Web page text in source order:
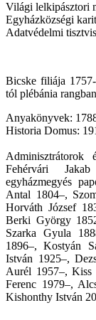
Világi lelkipásztori
Egyházközségi
Adatvédelmi
Bicske filiája
tól plébánia
Anyakönyvek:
Historia Domus:
Adminisztrátorok
Fehérvári
egyházmegyés
Antal 1804–,
Horváth József
Berki György
Szarka Gyula
1896–, Kostyán
István 1925–,
Aurél 1957–, Kiss
Ferenc 1979–,
Kishonthy István